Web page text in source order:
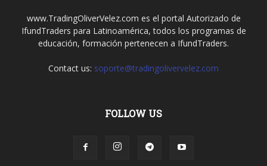
www.TradingOliverVelez.com es el portal Autorizado de
IfundTraders para Latinoamérica, todos los programas de
educación, formación pertenecen a IfundTraders.
Contact us: soporte@tradingolivervelez.com
FOLLOW US